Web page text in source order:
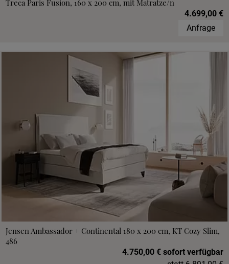
Treca Paris Fusion, 160 x 200 cm, mit Matratze/n
4.699,00 €
Anfrage
Jensen Ambassador + Continental 180 x 200 cm, KT Cozy Slim,
486
4.750,00 € sofort verfügbar